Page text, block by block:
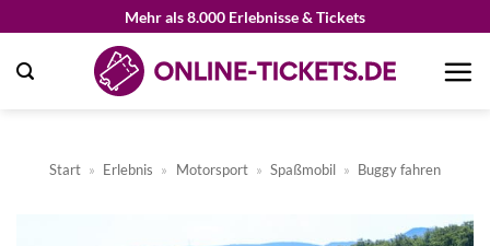
springen
Mehr als 8.000 Erlebnisse & Tickets
Start » Erlebnis » Motorsport » Spaßmobil » Buggy fahren